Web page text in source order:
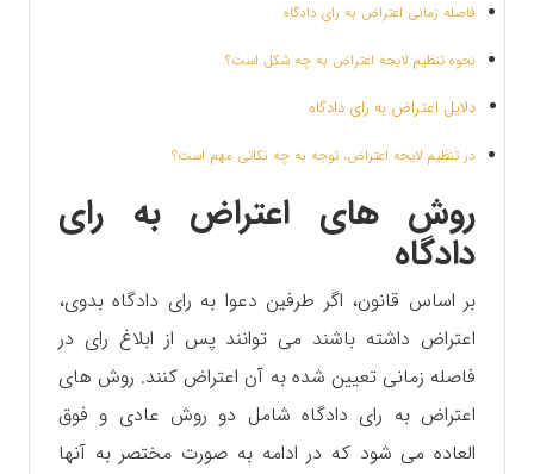
فاصله زمانی اعتراض به رای دادگاه
نحوه تنظیم لایحه اعتراض به چه شکل است؟
دلایل اعتراض به رای دادگاه
در تنظیم لایحه اعتراض، توجه به چه نکاتی مهم است؟
روش های اعتراض به رای
دادگاه
بر اساس قانون، اگر طرفین دعوا به رای دادگاه بدوی،
اعتراض داشته باشند می توانند پس از ابلاغ رای در
فاصله زمانی تعیین شده به آن اعتراض کنند. روش های
اعتراض به رای دادگاه شامل دو روش عادی و فوق
العاده می شود که در ادامه به صورت مختصر به آنها